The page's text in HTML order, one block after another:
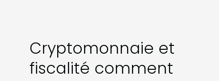
Cryptomonnaie et
fiscalité comment